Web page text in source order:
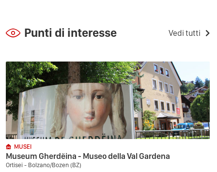
Punti di interesse Vedi tutti
MUSEI
Museum Gherdëina - Museo della Val Gardena
Ortisei - Bolzano/Bozen (BZ)